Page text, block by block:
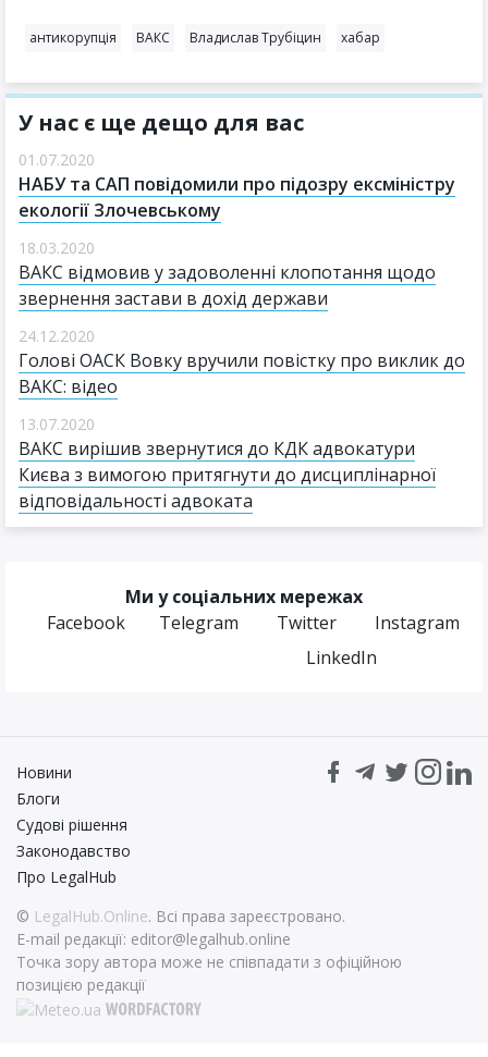
антикорупція ВАКС Владислав Трубіцин хабар
У нас є ще дещо для вас
01.07.2020
НАБУ та САП повідомили про підозру ексміністру
екології Злочевському
18.03.2020
ВАКС відмовив у задоволенні клопотання щодо
звернення застави в дохід держави
24.12.2020
Голові ОАСК Вовку вручили повістку про виклик до
ВАКС: відео
13.07.2020
ВАКС вирішив звернутися до КДК адвокатури
Києва з вимогою притягнути до дисциплінарної
відповідальності адвоката
Ми у соціальних мережах
Facebook
Telegram Twitter
Instagram
LinkedIn
© LegalHub.Online. Всі права зареєстровано.
E-mail редакції: editor@legalhub.online
Точка зору автора може не співпадати з офіційною
позицією редакції
Новини
Блоги
Судові рішення
Законодавство
Про LegalHub